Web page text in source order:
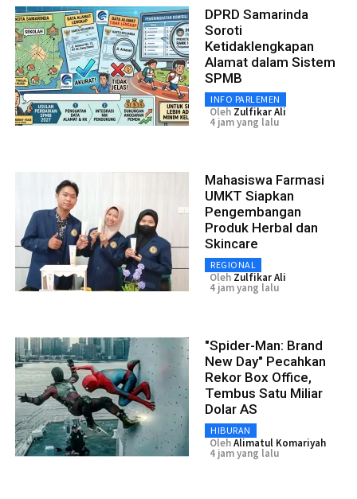
DPRD Samarinda
Soroti
Ketidaklengkapan
Alamat dalam Sistem
SPMB
INFO PARLEMEN
Oleh Zulfikar Ali
4 jam yang lalu
Mahasiswa Farmasi
UMKT Siapkan
Pengembangan
Produk Herbal dan
Skincare
REGIONAL
Oleh Zulfikar Ali
4 jam yang lalu
"Spider-Man: Brand
New Day" Pecahkan
Rekor Box Office,
Tembus Satu Miliar
Dolar AS
HIBURAN
OlehAlimatul Komariyah
4 jam yang lalu